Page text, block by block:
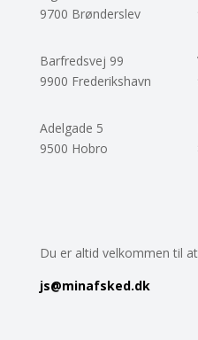
9700 Brønderslev
Barfredsvej 99
9900 Frederikshavn
Adelgade 5
9500 Hobro
Du er altid velkommen til
js@minafsked.dk